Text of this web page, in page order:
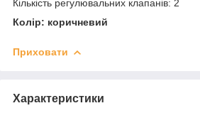
Кількість регулювальних клапанів: 2
Колір: коричневий
Приховати
Характеристики